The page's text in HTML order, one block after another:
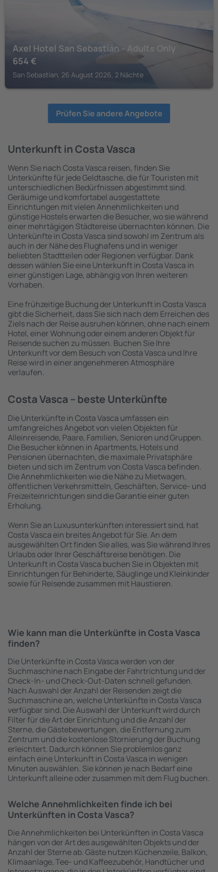
Axel Hotel San Sebastián - Adults Only
654 €
San Sebastian, 26 August 2026, 2 Nächte
Prüfen Sie andere Angebote
Unterkunft in Costa Vasca
Wenn Sie nach Costa Vasca reisen, finden Sie
Unterkünfte für jede Geldtasche, die für Touristen mit
unterschiedlichen Bedürfnissen abgestimmt sind.
Geräumige und komfortabel ausgestattete
Einrichtungen mit vielen Annehmlichkeiten und
günstige Hostels erwarten die Besucher, wo sie während
einer mehrtägigen Städtereise übernachten können. Die
Unterkünfte in Costa Vasca sind sowohl im Zentrum als
auch in der Nähe des Flughafens und in weniger
beliebten Stadtteilen oder Regionen verfügbar. Dank
dessen wählen Sie eine Unterkunft in Costa Vasca in
einer günstigen Lage, abhängig von Ihren weiteren
Vorhaben.
Eine frühzeitige Buchung der Unterkunft in Costa Vasca
gibt die Sicherheit, dass Sie sich nach dem Erreichen des
Ziels nach der Reise ausruhen können, ohne nach einem
Hotel, einer Wohnung oder einem anderen Objekt für
Reisende suchen zu müssen. Buchen Sie Ihre
Unterkunft vor dem Besuch von Costa Vasca und Ihre
Reise wird in einer angenehmeren Atmosphäre
verlaufen.
Costa Vasca – beste Unterkünfte
Die Unterkünfte in Costa Vasca umfassen ein
umfangreiches Angebot von vielen Objekten für
Alleinreisende, Paare, Familien, Senioren und Gruppen.
Die Besucher können in Apartments, Hotels und
Pensionen übernachten, die maximale Privatsphäre
bieten und sich im Zentrum von Costa Vasca befinden.
Die Annehmlichkeiten wie die Nähe zu Mietwagen,
öffentlichen Verkehrsmitteln, Geschäften, Service- und
Freizeiteinrichtungen sind die Garantie einer guten
Erholung.
Wenn Sie an Luxusunterkünften interessiert sind, hat
Costa Vasca ein breites Angebot für Sie. An dem
ausgewählten Ort finden Sie alles, was Sie während Ihres
Urlaubs oder Ihrer Geschäftsreise benötigen. Die
Unterkunft in Costa Vasca buchen Sie in Objekten mit
Einrichtungen für Behinderte, Säuglinge und Kleinkinder
sowie für Reisende zusammen mit Haustieren.
Wie kann man die Unterkünfte in Costa Vasca
finden?
Die Unterkünfte in Costa Vasca werden von der
Suchmaschine nach Eingabe der Fahrtrichtung und der
Check-In- und Check-Out-Daten schnell gefunden.
Nach Auswahl der Anzahl der Reisenden zeigt die
Suchmaschine an, welche Unterkünfte in Costa Vasca
verfügbar sind. Die Auswahl der Unterkunft wird durch
Filter für die Art der Einrichtung und die Anzahl der
Sterne, die Gästebewertungen, die Entfernung zum
Zentrum und die kostenlose Stornierung der Buchung
erleichtert. Dadurch können Sie problemlos ganz
einfach eine Unterkunft in Costa Vasca in wenigen
Minuten auswählen. Sie können je nach Bedarf eine
Unterkunft alleine oder zusammen mit dem Flug buchen.
Welche Annehmlichkeiten finde ich bei
Unterkünften in Costa Vasca?
Die Annehmlichkeiten bei Unterkünften in Costa Vasca
hängen von der Art des ausgewählten Objekts und der
Anzahl der Sterne ab. Gäste nutzen Küchenzeile, Balkon,
Klimaanlage, Tee- und Kaffeezubehör, Handtücher und